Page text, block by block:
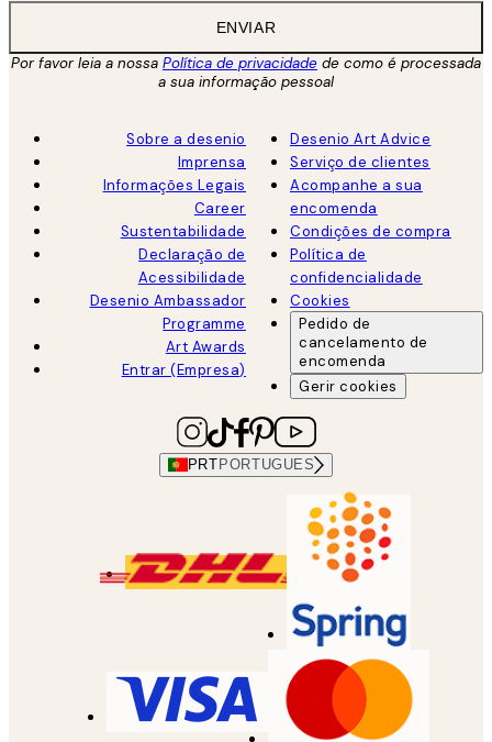
ENVIAR
Por favor leia a nossa Política de privacidade de como é processada
a sua informação pessoal
Sobre a desenio
Imprensa
Informações Legais
Career
Sustentabilidade
Declaração de
Acessibilidade
Desenio Ambassador
Programme
Art Awards
Entrar (Empresa)
Desenio Art Advice
Serviço de clientes
Acompanhe a sua
encomenda
Condições de compra
Política de
confidencialidade
Cookies
Pedido de
cancelamento de
encomenda
Gerir cookies
PRT PORTUGUES